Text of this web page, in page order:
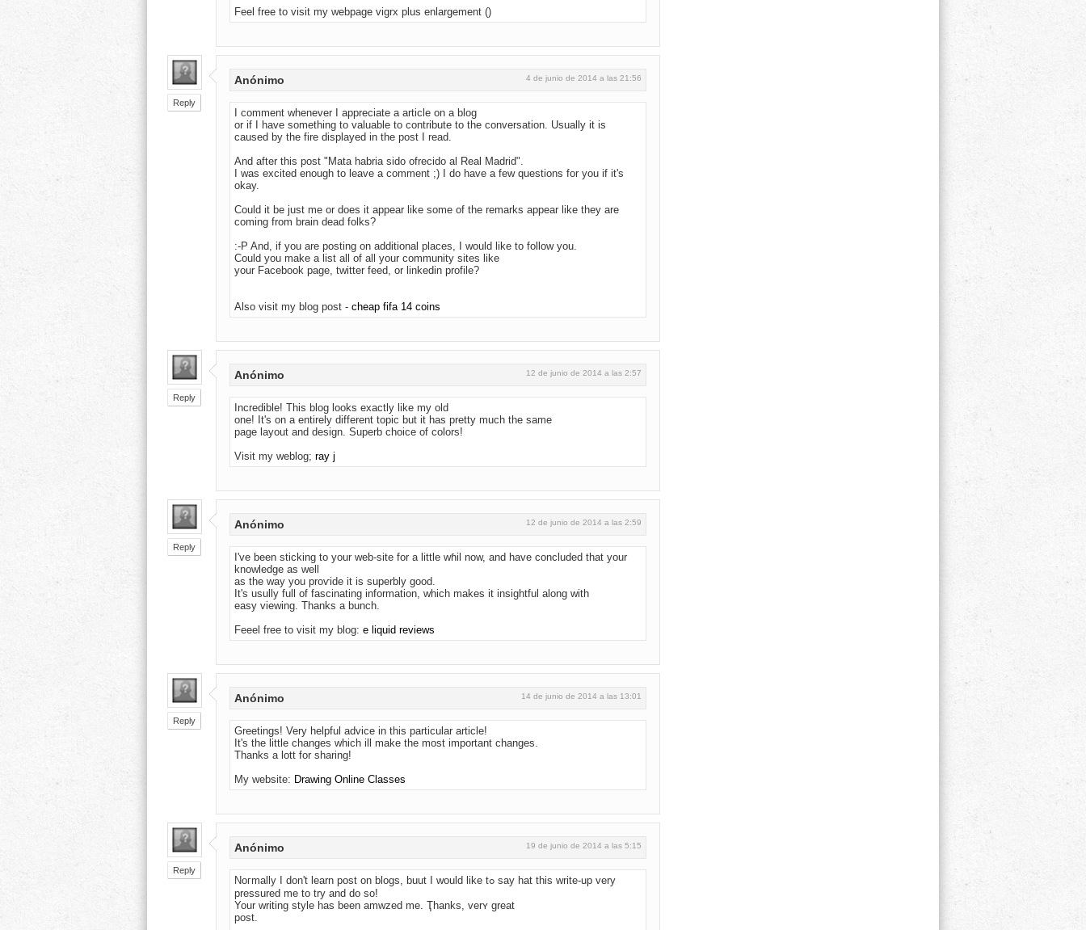
Feel free to visit my webpage vigrx plus enlargement ()
Reply
Anónimo 4 de junio de 2014 a las 21:56
I comment whenever I appreciate a article on a blog
or if I have something to valuable to contribute to the conversation. Usually it is
caused by the fire displayed in the post I read.
And after this post "Mata habria sido ofrecido al Real Madrid".
I was excited enough to leave a comment ;) I do have a few questions for you if it's
okay.
Could it be just me or does it appear like some of the remarks appear like they are
coming from brain dead folks?
:-P And, if you are posting on additional places, I would like to follow you.
Could you make a list all of all your community sites like
your Facebook page, twitter feed, or linkedin profile?
Also visit my blog post - cheap fifa 14 coins
Reply
Anónimo 12 de junio de 2014 a las 2:57
Incredible! This blog looks exactly like my old
one! It's on a entirely different topic but it has pretty much the same
page layout and design. Superb choice of colors!
Visit my weblog; ray j
Reply
Anónimo 12 de junio de 2014 a las 2:59
I've been ѕticking to yοur web-site for a littlе wɦil now, and have concluded that your
knowledge as well
as the way you proѵide іt is superbly good.
It'ѕ usully full of fascinating information, which makes it insightful along with
easy viewing. Thanks a bunch.
Feeel free to visit mу blog: e liquid reviews
Reply
Anónimo 14 de junio de 2014 a las 13:01
Greetings! Very helpful advice in this particular article!
It's the little changes which ill make the most important changes.
Thanks a lott for sharing!
My website: Drawing Online Classes
Reply
Anónimo 19 de junio de 2014 a las 5:15
Noгmally І don't learn post on blogs, buut I would like tߋ say hat this write-սp very
pressured me to try and do so!
Your writing style has been amwzed me. Ҭhanks, verʏ great
post.